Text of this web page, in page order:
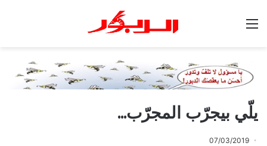
يلّي بيجرّب المجرّب…
07/03/2019